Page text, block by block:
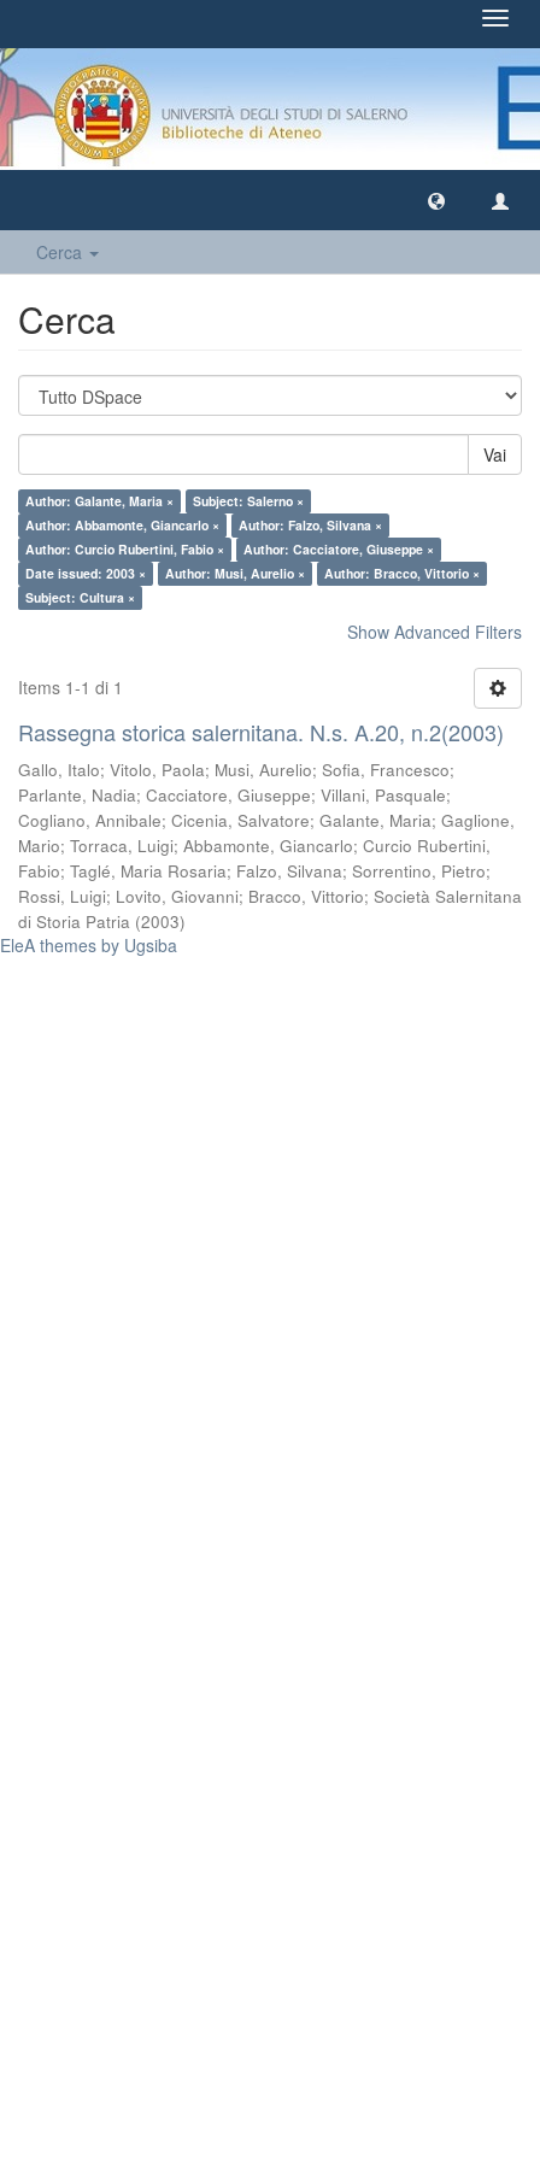
Cerca
Cerca
Vai
Author: Galante, Maria ×
Subject: Salerno ×
Author: Abbamonte, Giancarlo ×
Author: Falzo, Silvana ×
Author: Curcio Rubertini, Fabio ×
Author: Cacciatore, Giuseppe ×
Date issued: 2003 ×
Author: Musi, Aurelio ×
Author: Bracco, Vittorio ×
Subject: Cultura ×
Show Advanced Filters
Items 1-1 di 1
Rassegna storica salernitana. N.s. A.20, n.2(2003)
Gallo, Italo; Vitolo, Paola; Musi, Aurelio; Sofia, Francesco;
Parlante, Nadia; Cacciatore, Giuseppe; Villani, Pasquale;
Cogliano, Annibale; Cicenia, Salvatore; Galante, Maria; Gaglione,
Mario; Torraca, Luigi; Abbamonte, Giancarlo; Curcio Rubertini,
Fabio; Taglé, Maria Rosaria; Falzo, Silvana; Sorrentino, Pietro;
Rossi, Luigi; Lovito, Giovanni; Bracco, Vittorio; Società Salernitana
di Storia Patria (2003)
EleA themes by Ugsiba